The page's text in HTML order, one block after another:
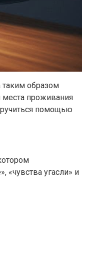
таким образом
места проживания
помощью
угасли» и